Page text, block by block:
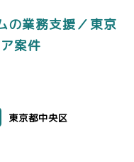
の業務支援／東京
案件
東京都中央区